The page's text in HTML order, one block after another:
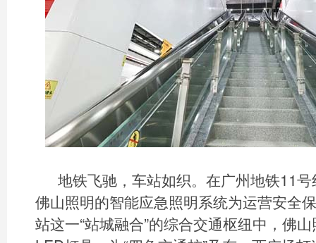
地铁飞驰，车站如织。在广州地铁11
佛山照明的智能应急照明系统为运营安全
站这一“站城融合”的综合交通枢纽中，佛